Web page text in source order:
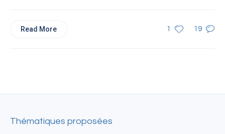
1 19
Read More
Thématiques proposées